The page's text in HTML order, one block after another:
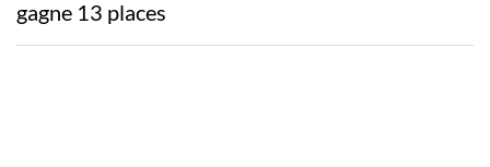
gagne 13 places